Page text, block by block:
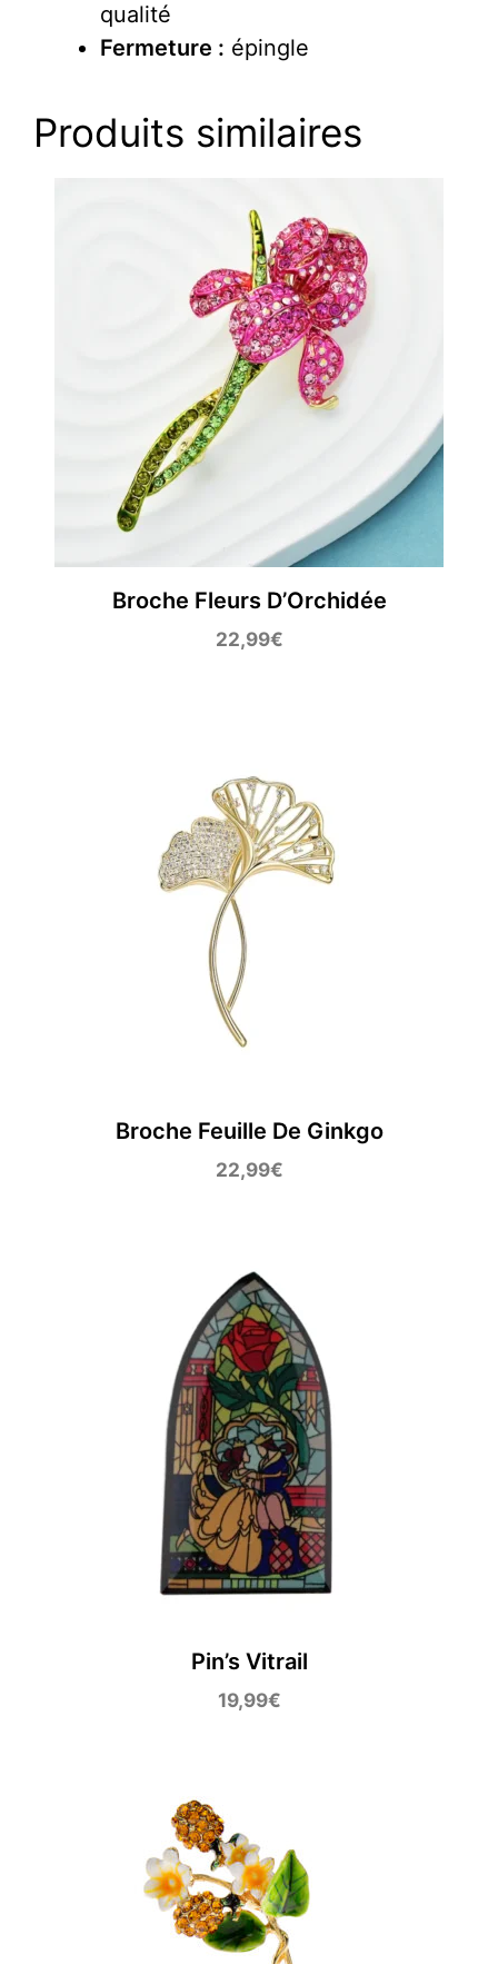
qualité
Fermeture : épingle
Produits similaires
Broche Fleurs D’Orchidée
22,99€
Broche Feuille De Ginkgo
22,99€
Pin’s Vitrail
19,99€